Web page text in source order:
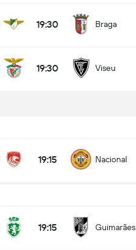
19:30 Braga
19:30 Viseu
19:15 Nacional
19:15 Guimarães